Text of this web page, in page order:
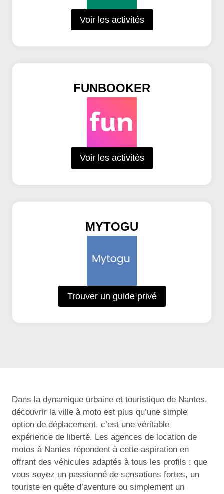
Voir les activités
FUNBOOKER
Voir les activités
MYTOGU
Trouver un guide privé
Dans la dynamique urbaine et touristique de Nantes,
découvrir la ville à moto est plus qu’une simple
option de déplacement, c’est une véritable
expérience de liberté. Les agences de location de
motos à Nantes répondent à cette aspiration en
offrant des véhicules adaptés à tous les profils : que
vous soyez un passionné de sensations fortes, un
touriste en quête d’aventure ou simplement un